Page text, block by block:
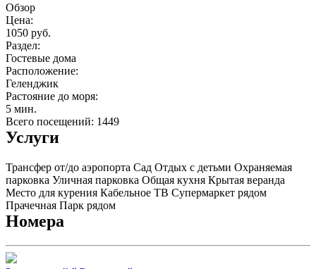
Обзор
Цена:
1050 руб.
Раздел:
Гостевые дома
Расположение:
Геленджик
Растояние до моря:
5 мин.
Всего посещений: 1449
Услуги
Трансфер от/до аэропорта Сад Отдых с детьми Охраняемая
парковка Уличная парковка Общая кухня Крытая веранда
Место для курения Кабельное ТВ Супермаркет рядом
Прачечная Парк рядом
Номера